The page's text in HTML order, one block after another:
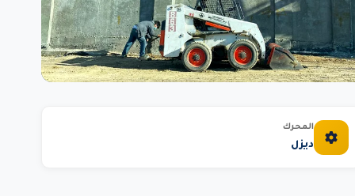
المحرك
ديزل